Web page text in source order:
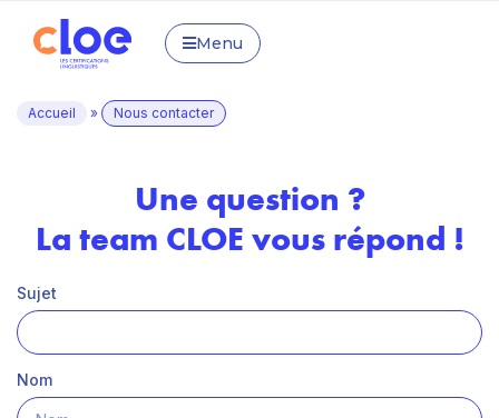
Menu
Accueil » Nous contacter
Une question ?
La team CLOE vous répond !
Sujet
Nom